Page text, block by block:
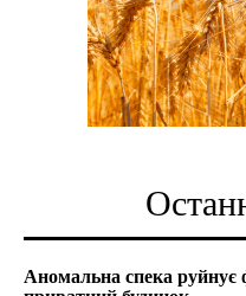
Аномальна спека